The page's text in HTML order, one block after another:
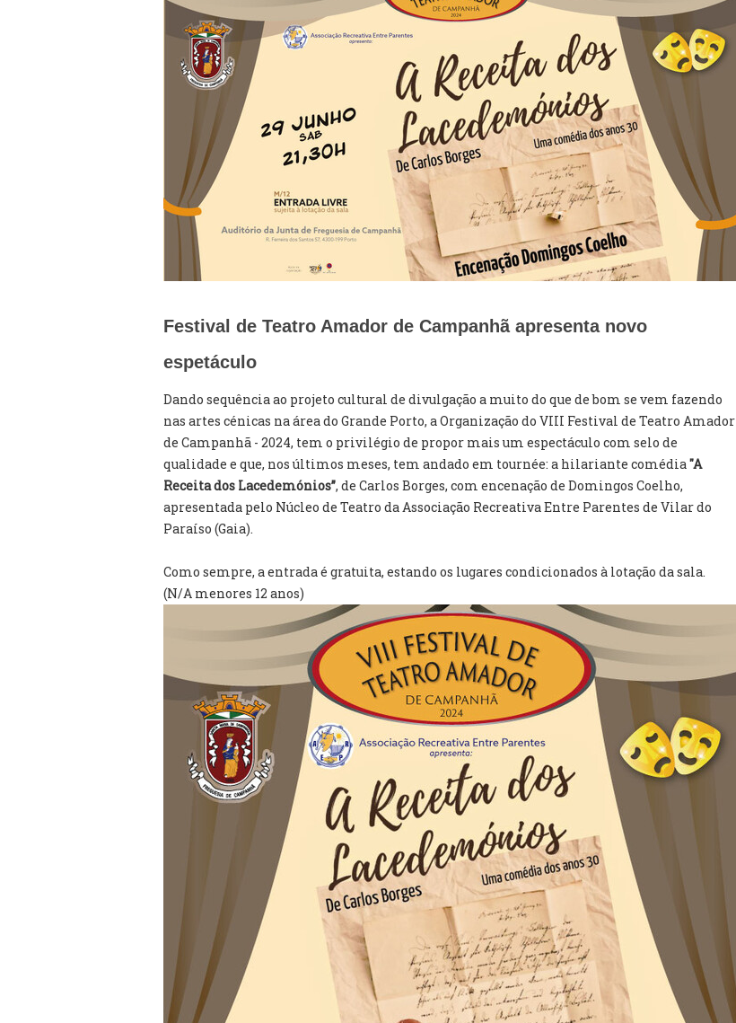
Festival de Teatro Amador de Campanhã apresenta novo
espetáculo
Dando sequência ao projeto cultural de divulgação a muito do que de bom se vem fazendo
nas artes cénicas na área do Grande Porto, a Organização do VIII Festival de Teatro Amador
de Campanhã - 2024, tem o privilégio de propor mais um espectáculo com selo de
qualidade e que, nos últimos meses, tem andado em tournée: a hilariante comédia"A
Receita dos Lacedemónios”, de Carlos Borges, com encenação de Domingos Coelho,
apresentada pelo Núcleo de Teatro da Associação Recreativa Entre Parentes de Vilar do
Paraíso (Gaia).
Como sempre, a entrada é gratuita, estando os lugares condicionados à lotação da sala.
(N/A menores 12 anos)